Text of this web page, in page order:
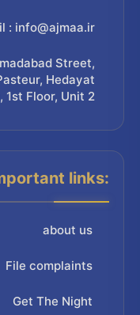
: info@ajmaa.ir
Street,
Hedayat
1st Floor, Unit 2
links:
about us
File complaints
Get The Night